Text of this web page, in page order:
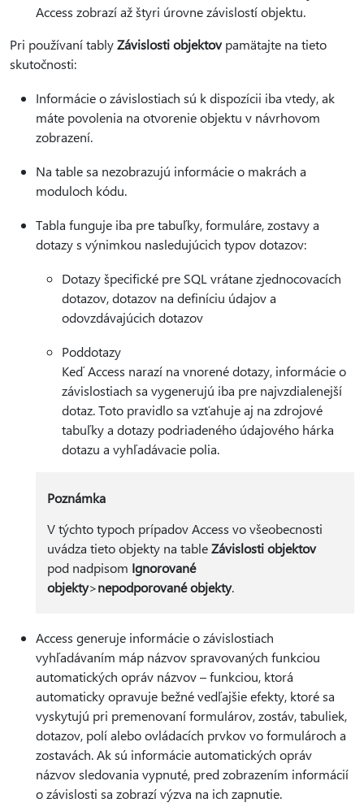
Access zobrazí až štyri úrovne závislostí objektu.
Pri používaní tablyZávislosti objektovpamätajte na tieto
skutočnosti:
Informácie o závislostiach sú k dispozícii iba vtedy, ak
máte povolenia na otvorenie objektu v návrhovom
zobrazení.
Na table sa nezobrazujú informácie o makrách a
moduloch kódu.
Tabla funguje iba pre tabuľky, formuláre, zostavy a
dotazy s výnimkou nasledujúcich typov dotazov:
Dotazy špecifické pre SQL vrátane zjednocovacích
dotazov, dotazov na definíciu údajov a
odovzdávajúcich dotazov
Poddotazy
Keď Access narazí na vnorené dotazy, informácie o
závislostiach sa vygenerujú iba pre najvzdialenejší
dotaz. Toto pravidlo sa vzťahuje aj na zdrojové
tabuľky a dotazy podriadeného údajového hárka
dotazu a vyhľadávacie polia.
Poznámka
V týchto typoch prípadov Access vo všeobecnosti
uvádza tieto objekty na tableZávislosti objektov
pod nadpisom Ignorované
objekty>nepodporované objekty.
Access generuje informácie o závislostiach
vyhľadávaním máp názvov spravovaných funkciou
automatických opráv názvov – funkciou, ktorá
automaticky opravuje bežné vedľajšie efekty, ktoré sa
vyskytujú pri premenovaní formulárov, zostáv, tabuliek,
dotazov, polí alebo ovládacích prvkov vo formulároch a
zostavách. Ak sú informácie automatických opráv
názvov sledovania vypnuté, pred zobrazením informácií
o závislosti sa zobrazí výzva na ich zapnutie.